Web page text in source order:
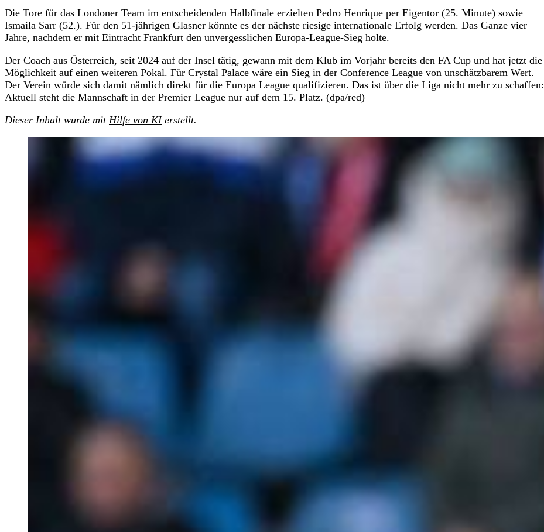
Die Tore für das Londoner Team im entscheidenden Halbfinale erzielten Pedro Henrique per Eigentor (25. Minute) sowie
Ismaila Sarr (52.). Für den 51-jährigen Glasner könnte es der nächste riesige internationale Erfolg werden. Das Ganze vier
Jahre, nachdem er mit Eintracht Frankfurt den unvergesslichen Europa-League-Sieg holte.
Der Coach aus Österreich, seit 2024 auf der Insel tätig, gewann mit dem Klub im Vorjahr bereits den FA Cup und hat jetzt die
Möglichkeit auf einen weiteren Pokal. Für Crystal Palace wäre ein Sieg in der Conference League von unschätzbarem Wert.
Der Verein würde sich damit nämlich direkt für die Europa League qualifizieren. Das ist über die Liga nicht mehr zu schaffen:
Aktuell steht die Mannschaft in der Premier League nur auf dem 15. Platz. (dpa/red)
Dieser Inhalt wurde mit Hilfe von KIerstellt.